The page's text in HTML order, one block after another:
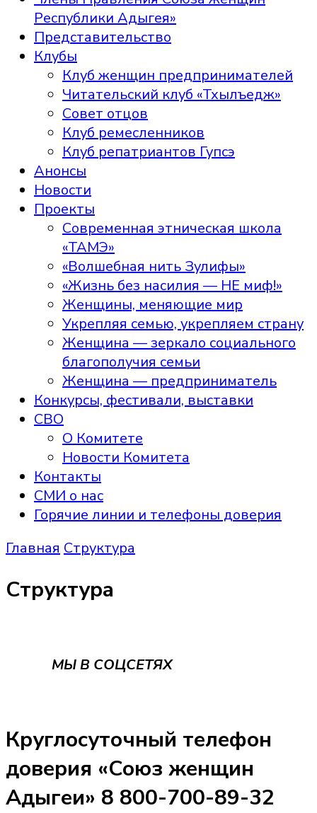
Республики Адыгея»
Представительство
Клубы
Клуб женщин предпринимателей
Читательский клуб «Тхылъедж»
Совет отцов
Клуб ремесленников
Клуб репатриантов Гупсэ
Анонсы
Новости
Проекты
Современная этническая школа
«ТАМЭ»
«Волшебная нить Зулифы»
«Жизнь без насилия — НЕ миф!»
Женщины, меняющие мир
Укрепляя семью, укрепляем страну
Женщина — зеркало социального
благополучия семьи
Женщина — предприниматель
Конкурсы, фестивали, выставки
СВО
О Комитете
Новости Комитета
Контакты
СМИ о нас
Горячие линии и телефоны доверия
Главная Структура
Структура
МЫ В СОЦСЕТЯХ
Круглосуточный телефон
доверия «Союз женщин
Адыгеи» 8 800-700-89-32